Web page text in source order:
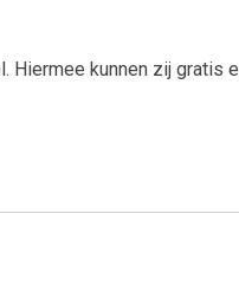
kunnen zij gratis